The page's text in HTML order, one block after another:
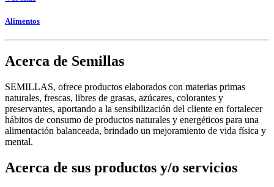
Alimentos
Acerca de Semillas
SEMILLAS, ofrece productos elaborados con materias primas
naturales, frescas, libres de grasas, azúcares, colorantes y
preservantes, aportando a la sensibilización del cliente en fortalecer
hábitos de consumo de productos naturales y energéticos para una
alimentación balanceada, brindado un mejoramiento de vida física y
mental.
Acerca de sus productos y/o servicios